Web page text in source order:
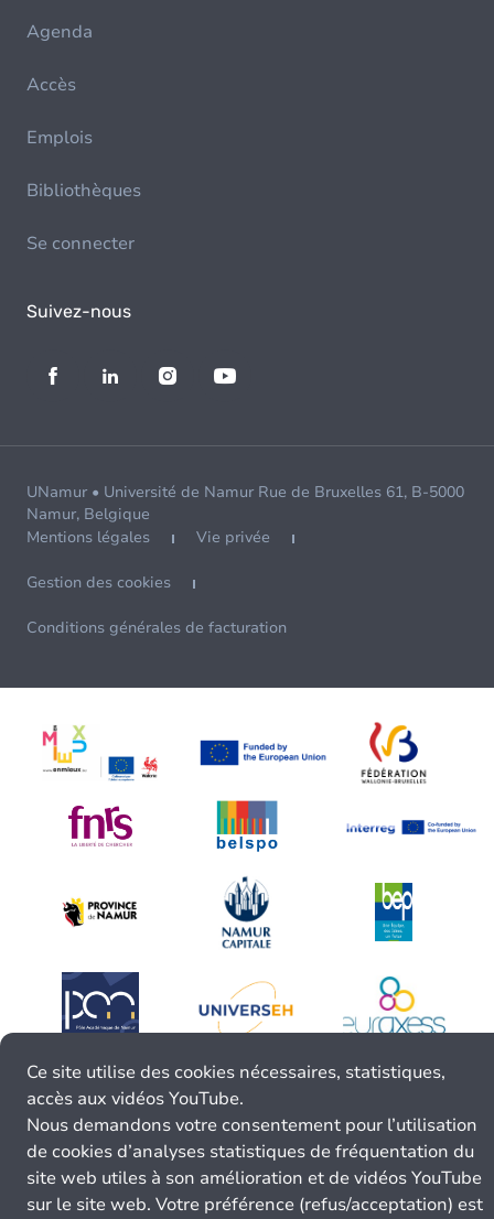
Agenda
Accès
Emplois
Bibliothèques
Se connecter
Suivez-nous
UNamur • Université de Namur Rue de Bruxelles 61, B-5000
Namur, Belgique
Mentions légales
Vie privée
Gestion des cookies
Conditions générales de facturation
Ce site utilise des cookies nécessaires, statistiques,
accès aux vidéos YouTube.
Nous demandons votre consentement pour l’utilisation
de cookies d’analyses statistiques de fréquentation du
site web utiles à son amélioration et de vidéos YouTube
sur le site web. Votre préférence (refus/acceptation) est